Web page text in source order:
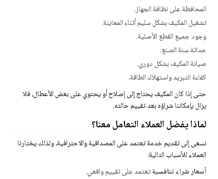
المحافظة على نظافة الجهاز.
تشغيل المكيف بشكل سليم أثناء المعاينة.
وجود جميع القطع الأصلية.
حداثة سنة الصنع.
صيانة المكيف بشكل دوري.
كفاءة التبريد واستهلاك الطاقة.
حتى إذا كان المكيف يحتاج إلى إصلاح أو يحتوي على بعض الأعطال، فلا
يزال بإمكاننا شراؤه بعد تقييم حالته.
لماذا يفضل العملاء التعامل معنا؟
نسعى إلى تقديم خدمة تعتمد على المصداقية والاحترافية، ولذلك يختارنا
العملاء للأسباب التالية:
أسعار شراء تنافسيةتعتمد على تقييم واقعي.